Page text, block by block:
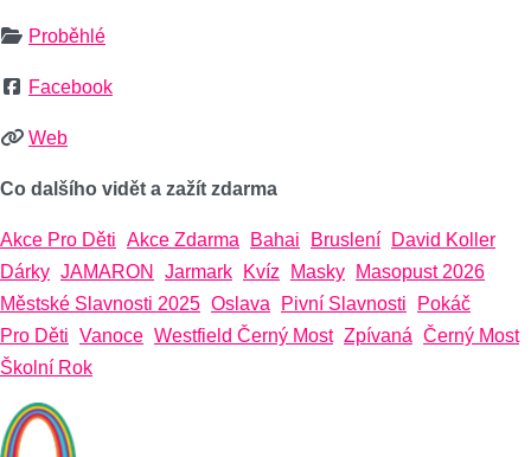
Proběhlé
Facebook
Web
Co dalšího vidět a zažít zdarma
Akce Pro Děti Akce Zdarma Bahai Bruslení
David Koller
Dárky JAMARON Jarmark Kvíz Masky
Masopust 2026
Městské Slavnosti 2025 Oslava Pivní Slavnosti
Pokáč
Pro Děti Vanoce Westfield Černý Most Zpívaná Černý Most
Školní Rok